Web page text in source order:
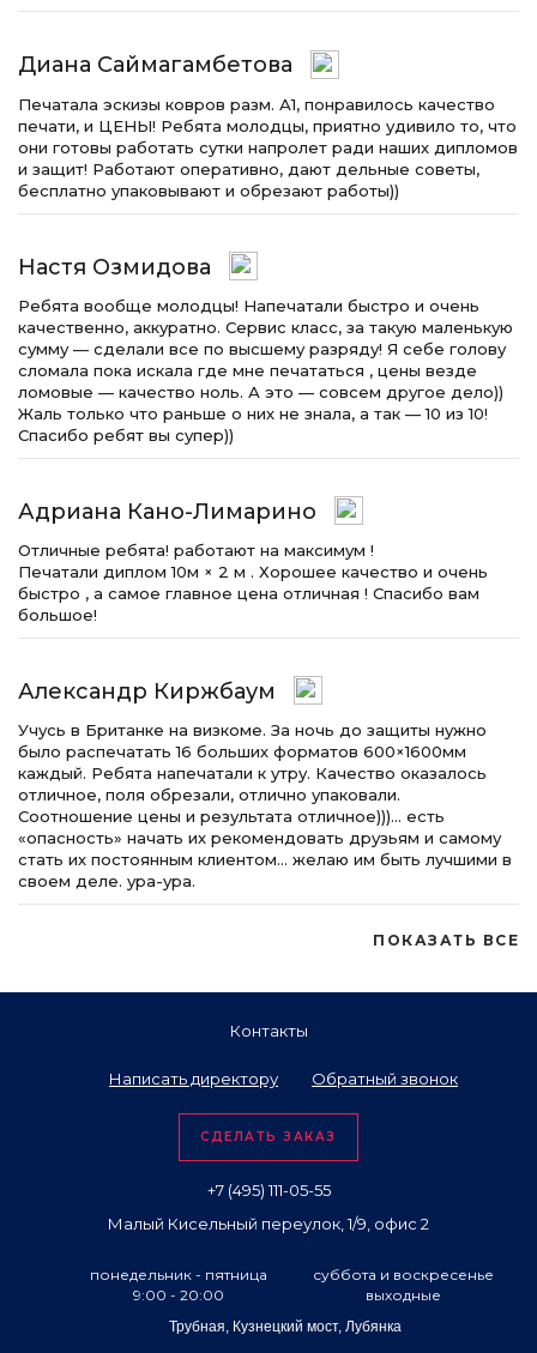
Диана Саймагамбетова
Печатала эскизы ковров разм. А1, понравилось качество
печати, и ЦЕНЫ! Ребята молодцы, приятно удивило то, что
они готовы работать сутки напролет ради наших дипломов
и защит! Работают оперативно, дают дельные советы,
бесплатно упаковывают и обрезают работы))
Настя Озмидова
Ребята вообще молодцы! Напечатали быстро и очень
качественно, аккуратно. Сервис класс, за такую маленькую
сумму — сделали все по высшему разряду! Я себе голову
сломала пока искала где мне печататься , цены везде
ломовые — качество ноль. А это — совсем другое дело))
Жаль только что раньше о них не знала, а так — 10 из 10!
Спасибо ребят вы супер))
Адриана Кано-Лимарино
Отличные ребята! работают на максимум !
Печатали диплом 10м × 2 м . Хорошее качество и очень
быстро , а самое главное цена отличная ! Спасибо вам
большое!
Александр Киржбаум
Учусь в Британке на визкоме. За ночь до защиты нужно
было распечатать 16 больших форматов 600×1600мм
каждый. Ребята напечатали к утру. Качество оказалось
отличное, поля обрезали, отлично упаковали.
Соотношение цены и результата отличное)))… есть
«опасность» начать их рекомендовать друзьям и самому
стать их постоянным клиентом… желаю им быть лучшими в
своем деле. ура-ура.
ПОКАЗАТЬ ВСЕ
Контакты
Написать директору Обратный звонок
СДЕЛАТЬ ЗАКАЗ
+7 (495) 111-05-55
Малый Кисельный переулок, 1/9, офис 2
понедельник - пятница
9:00 - 20:00
суббота и воскресенье
выходные
Трубная, Кузнецкий мост, Лубянка